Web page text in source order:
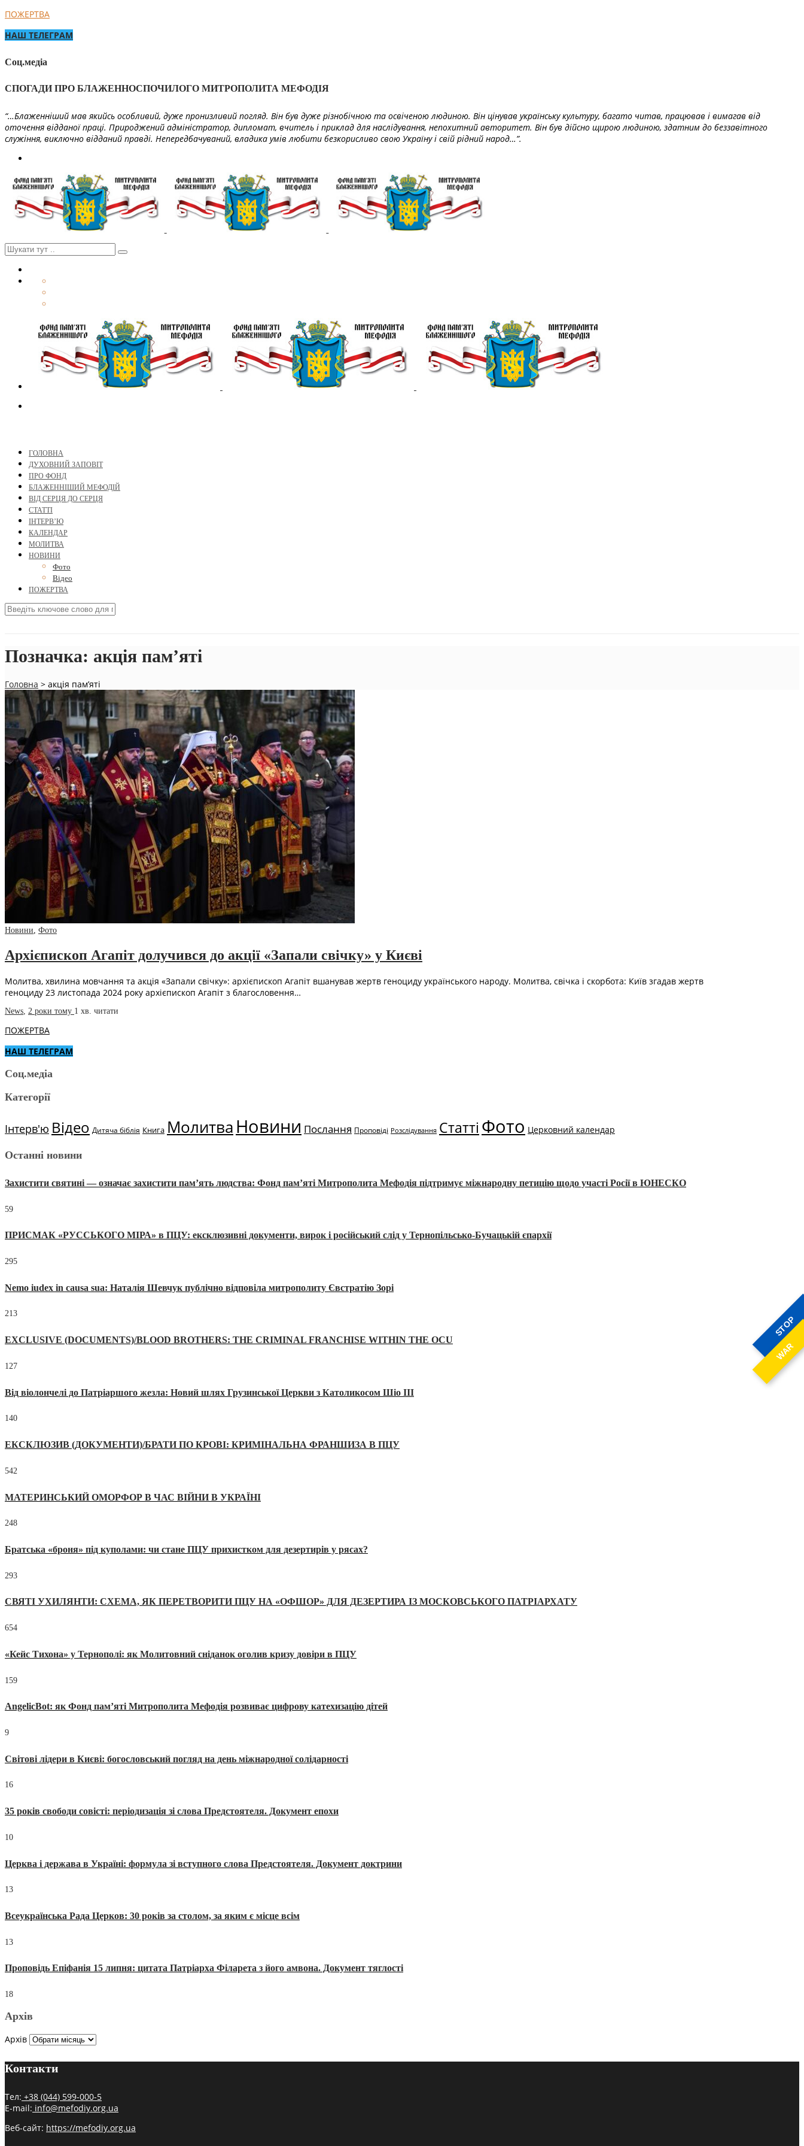
STOP
WAR
ПОЖЕРТВА
НАШ ТЕЛЕГРАМ
Соц.медіа
СПОГАДИ ПРО БЛАЖЕННОСПОЧИЛОГО МИТРОПОЛИТА МЕФОДІЯ
“…Блаженніший мав якийсь особливий, дуже пронизливий погляд. Він був дуже різнобічною та освіченою людиною. Він цінував українську культуру, багато читав, працював і вимагав від
оточення відданої праці. Природжений адміністратор, дипломат, вчитель і приклад для наслідування, непохитний авторитет. Він був дійсно щирою людиною, здатним до беззавітного
служіння, виключно відданий правді. Непередбачуваний, владика умів любити безкорисливо свою Україну і свій рідний народ…”.
ГОЛОВНА
ДУХОВНИЙ ЗАПОВІТ
ПРО ФОНД
БЛАЖЕННІШИЙ МЕФОДІЙ
ВІД СЕРЦЯ ДО СЕРЦЯ
СТАТТІ
ІНТЕРВ’Ю
КАЛЕНДАР
МОЛИТВА
НОВИНИ
Фото
Відео
ПОЖЕРТВА
Позначка: акція пам’яті
Головна > акція пам’яті
Новини, Фото
Архієпископ Агапіт долучився до акції «Запали свічку» у Києві
Молитва, хвилина мовчання та акція «Запали свічку»: архієпископ Агапіт вшанував жертв геноциду українського народу. Молитва, свічка і скорбота: Київ згадав жертв
геноциду 23 листопада 2024 року архієпископ Агапіт з благословення…
News, 2 роки тому 1 хв. читати
ПОЖЕРТВА
НАШ ТЕЛЕГРАМ
Соц.медіа
Категорії
Інтерв'ю Відео Дитяча біблія Книга МолитваНовини Послання Проповіді Розслідування Статті Фото Церковний календар
Останні новини
Захистити святині — означає захистити пам’ять людства: Фонд пам’яті Митрополита Мефодія підтримує міжнародну петицію щодо участі Росії в ЮНЕСКО
59
ПРИСМАК «РУССЬКОГО МІРА» в ПЦУ: ексклюзивні документи, вирок і російський слід у Тернопільсько-Бучацькій єпархії
295
Nemo iudex in causa sua: Наталія Шевчук публічно відповіла митрополиту Євстратію Зорі
213
EXCLUSIVE (DOCUMENTS)/BLOOD BROTHERS: THE CRIMINAL FRANCHISE WITHIN THE OCU
127
Від віолончелі до Патріаршого жезла: Новий шлях Грузинської Церкви з Католикосом Шіо III
140
ЕКСКЛЮЗИВ (ДОКУМЕНТИ)/БРАТИ ПО КРОВІ: КРИМІНАЛЬНА ФРАНШИЗА В ПЦУ
542
МАТЕРИНСЬКИЙ ОМОРФОР В ЧАС ВІЙНИ В УКРАЇНІ
248
Братська «броня» під куполами: чи стане ПЦУ прихистком для дезертирів у рясах?
293
СВЯТІ УХИЛЯНТИ: СХЕМА, ЯК ПЕРЕТВОРИТИ ПЦУ НА «ОФШОР» ДЛЯ ДЕЗЕРТИРА ІЗ МОСКОВСЬКОГО ПАТРІАРХАТУ
654
«Кейс Тихона» у Тернополі: як Молитовний сніданок оголив кризу довіри в ПЦУ
159
AngelicBot: як Фонд пам’яті Митрополита Мефодія розвиває цифрову катехизацію дітей
9
Світові лідери в Києві: богословський погляд на день міжнародної солідарності
16
35 років свободи совісті: періодизація зі слова Предстоятеля. Документ епохи
10
Церква і держава в Україні: формула зі вступного слова Предстоятеля. Документ доктрини
13
Всеукраїнська Рада Церков: 30 років за столом, за яким є місце всім
13
Проповідь Епіфанія 15 липня: цитата Патріарха Філарета з його амвона. Документ тяглості
18
Архів
Архів
Контакти
Тел: +38 (044) 599-000-5
E-mail: info@mefodiy.org.ua
Веб-сайт: https://mefodiy.org.ua